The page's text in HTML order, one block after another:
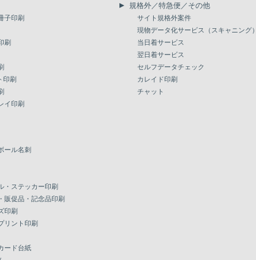
子印刷
刷
印刷
イ印刷
ール名刺
・ステッカー印刷
販促品・記念品印刷
印刷
リント印刷
ード台紙
規格外／特急便／その他
サイト規格外案件
現物データ化サービス（スキャニング）
当日着サービス
翌日着サービス
セルフデータチェック
カレイド印刷
チャット